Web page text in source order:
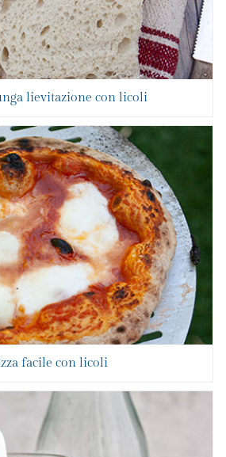
lievitazione con licoli
facile con licoli